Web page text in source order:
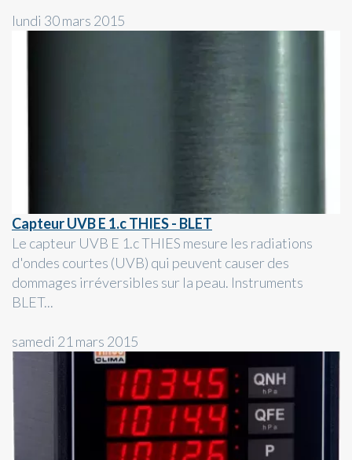
lundi 30 mars 2015
Capteur UVB E 1.c THIES - BLET
Le capteur UVB E 1.c THIES mesure les radiations
d'ondes courtes (UVB) qui peuvent causer des
dommages irréversibles sur la peau. Instruments
BLET...
samedi 21 mars 2015